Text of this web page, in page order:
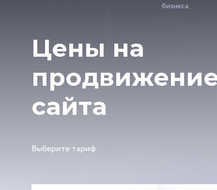
бизнеса.
Цены на
сайта
Выберите тариф